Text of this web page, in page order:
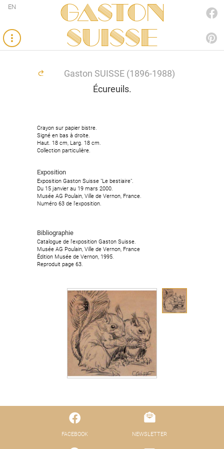
Gaston
SUISSE
EN
Gaston SUISSE (1896-1988)
Écureuils.
Crayon sur papier bistre.
Signé en bas à droite.
Haut. 18 cm, Larg. 18 cm.
Collection particulière.
Exposition
Exposition Gaston Suisse "Le bestiaire".
Du 15 janvier au 19 mars 2000.
Musée AG Poulain, Ville de Vernon, France.
Numéro 63 de l'exposition.
Bibliographie
Catalogue de l'exposition Gaston Suisse.
Musée AG Poulain, Ville de Vernon, France
Édition Musée de Vernon, 1995.
Reproduit page 63.
Crayon sur papier bistre.
Signé en bas à droite.
Haut. 18 cm, Larg. 18 cm.
Collection particulière.
Exposition
Exposition Gaston Suisse "Le bestiaire".
Du 15 janvier au 19 mars 2000.
Musée AG Poulain, Ville de Vernon, France.
Numéro 63 de l'exposition.
Bibliographie
Catalogue de l'exposition Gaston Suisse.
Musée AG Poulain, Ville de Vernon, France
Édition Musée de Vernon, 1995.
Reproduit page 63.
FACEBOOK NEWSLETTER